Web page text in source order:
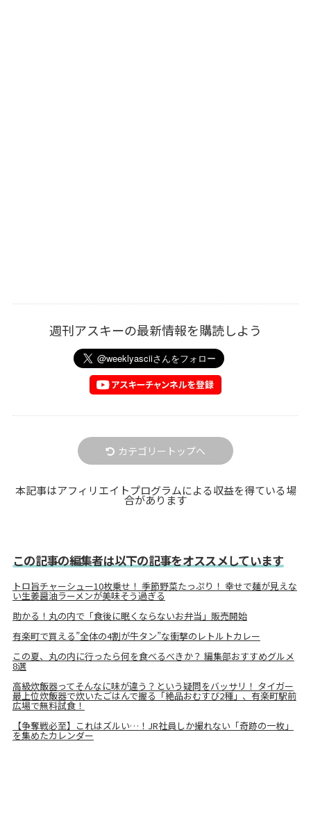
週刊アスキーの最新情報を購読しよう
カテゴリートップへ
本記事はアフィリエイトプログラムによる収益を得ている場
合があります
この記事の編集者は以下の記事をオススメしています
トロ旨チャーシュー10枚乗せ！ 季節野菜たっぷり！ 幸せで麺が見えな
い生姜醤油ラーメンが美味そう過ぎる
助かる！丸の内で「食後に眠くならないお弁当」販売開始
有楽町で買える”全体の4割が牛タン”な衝撃のレトルトカレー
この夏、丸の内に行ったら何を食べるべきか？ 編集部おすすめグルメ
8選
高級炊飯器ってそんなに味が違う？という疑問をバッサリ！ タイガー
最上位炊飯器で炊いたごはんで握る「絶品おむすび2種」、有楽町駅前
広場で無料試食！
【争奪戦必至】これはズルい…！JR社員しか撮れない「奇跡の一枚」
を集めたカレンダー